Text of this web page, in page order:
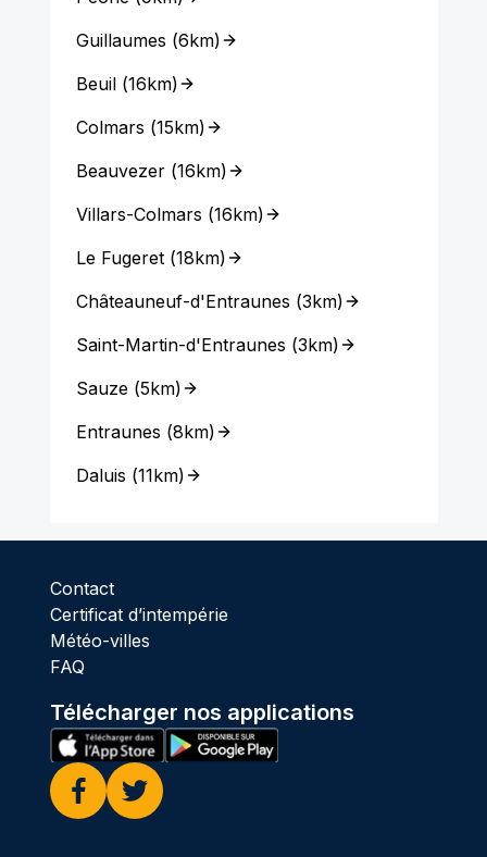
Guillaumes (6km)
Beuil(16km)
Colmars (15km)
Beauvezer(16km)
Villars-Colmars (16km)
Le Fugeret(18km)
Châteauneuf-d'Entraunes (3km)
Saint-Martin-d'Entraunes (3km)
Sauze(5km)
Entraunes (8km)
Daluis (11km)
Contact
Certificat d’intempérie
Météo-villes
FAQ
Télécharger nos applications
Facebook
Twitter